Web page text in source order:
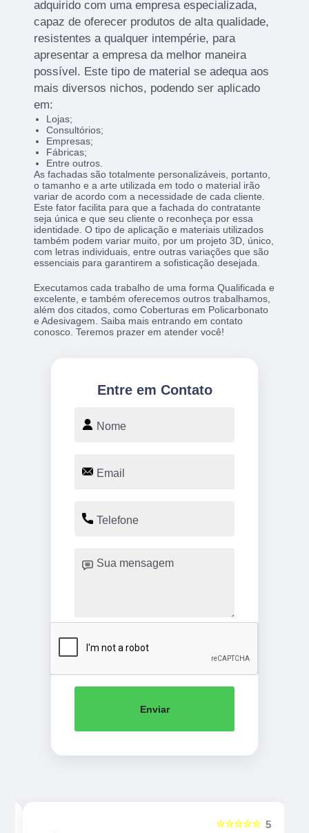
adquirido com uma empresa especializada,
capaz de oferecer produtos de alta qualidade,
resistentes a qualquer intempérie, para
apresentar a empresa da melhor maneira
possível. Este tipo de material se adequa aos
mais diversos nichos, podendo ser aplicado
em:
Lojas;
Consultórios;
Empresas;
Fábricas;
Entre outros.
As fachadas são totalmente personalizáveis, portanto,
o tamanho e a arte utilizada em todo o material irão
variar de acordo com a necessidade de cada cliente.
Este fator facilita para que a fachada do contratante
seja única e que seu cliente o reconheça por essa
identidade. O tipo de aplicação e materiais utilizados
também podem variar muito, por um projeto 3D, único,
com letras individuais, entre outras variações que são
essenciais para garantirem a sofisticação desejada.
Executamos cada trabalho de uma forma Qualificada e
excelente, e também oferecemos outros trabalhamos,
além dos citados, como Coberturas em Policarbonato
e Adesivagem. Saiba mais entrando em contato
conosco. Teremos prazer em atender você!
Entre em Contato
Enviar
5
☆☆☆☆☆